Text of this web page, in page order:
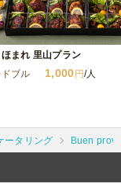
ほまれ 里山プラン
ブル
1,000 円/人
ータリング Buen